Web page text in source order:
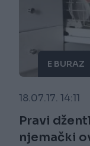
E BURAZ
18.07.17. 14:11
Pravi
njemački